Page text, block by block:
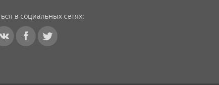
в социальных сетях: